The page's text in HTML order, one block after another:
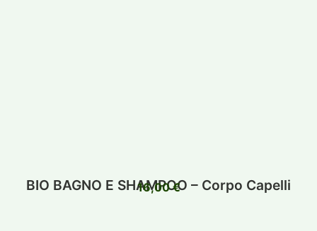
BIO BAGNO E SHAMPOO – Corpo Capelli
16,00€